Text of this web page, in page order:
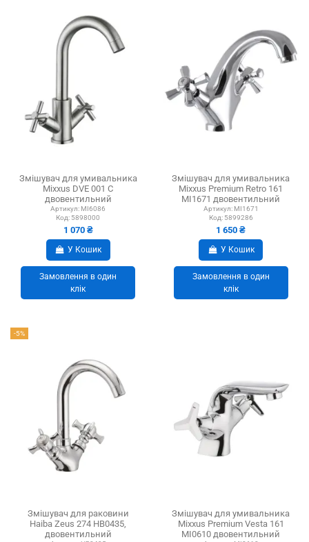
Змішувач для умивальника
Mixxus DVE 001 C
двовентильний
Артикул: MI6086
Код: 5898000
1 070 ₴
У Кошик
Замовлення в один
клік
Змішувач для умивальника
Mixxus Premium Retro 161
MI1671 двовентильний
Артикул: MI1671
Код: 5899286
1 650 ₴
У Кошик
Замовлення в один
клік
-5%
Змішувач для раковини
Haiba Zeus 274 HB0435,
двовентильний
Змішувач для умивальника
Mixxus Premium Vesta 161
MI0610 двовентильний